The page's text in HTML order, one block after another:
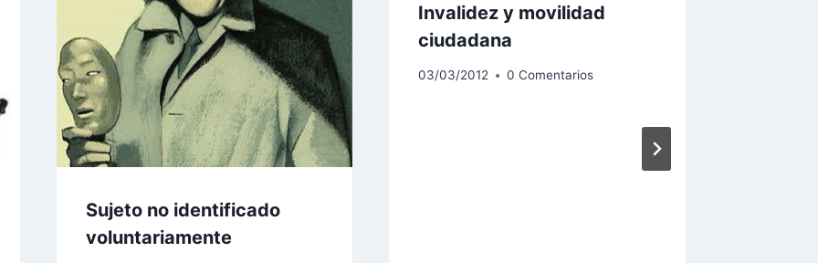
Sujeto no identificado
voluntariamente
Invalidez y movilidad
ciudadana
03/03/2012 0 Comentarios